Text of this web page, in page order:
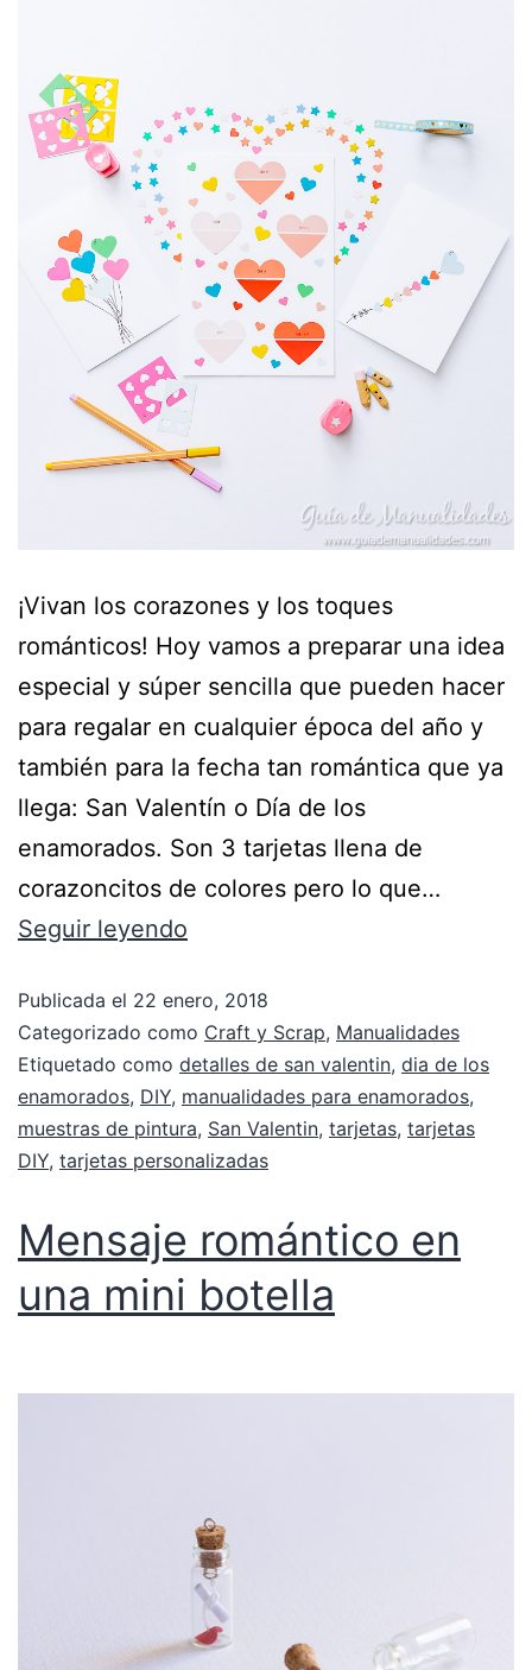
¡Vivan los corazones y los toques
románticos! Hoy vamos a preparar una idea
especial y súper sencilla que pueden hacer
para regalar en cualquier época del año y
también para la fecha tan romántica que ya
llega: San Valentín o Día de los
enamorados. Son 3 tarjetas llena de
corazoncitos de colores pero lo que…
Seguir leyendo
Publicada el 22 enero, 2018
Categorizado como Craft y Scrap, Manualidades
Etiquetado como detalles de san valentin, dia de los
enamorados, DIY, manualidades para enamorados,
muestras de pintura, San Valentin, tarjetas, tarjetas
DIY, tarjetas personalizadas
Mensaje romántico en
una mini botella